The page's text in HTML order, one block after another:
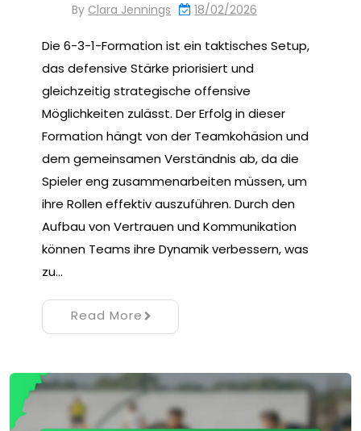
By Clara Jennings 18/02/2026
Die 6-3-1-Formation ist ein taktisches Setup,
das defensive Stärke priorisiert und
gleichzeitig strategische offensive
Möglichkeiten zulässt. Der Erfolg in dieser
Formation hängt von der Teamkohäsion und
dem gemeinsamen Verständnis ab, da die
Spieler eng zusammenarbeiten müssen, um
ihre Rollen effektiv auszuführen. Durch den
Aufbau von Vertrauen und Kommunikation
können Teams ihre Dynamik verbessern, was
zu…
Read More